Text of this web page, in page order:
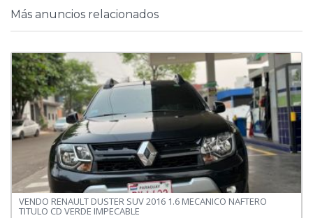
Más anuncios relacionados
VENDO RENAULT DUSTER SUV 2016 1.6 MECANICO NAFTERO
TITULO CD VERDE IMPECABLE